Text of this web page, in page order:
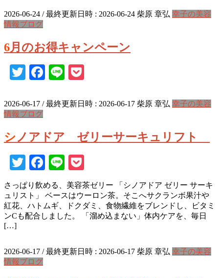
2026-06-24 / 最終更新日時 : 2026-06-24 柴原 章弘 幸子の美容
情報ブログ
6月のお得キャンペーン
TwitterFacebook
Line
2026-06-17 / 最終更新日時 : 2026-06-17 柴原 章弘 幸子の美容
情報ブログ
シノアドア ゼリーサーキュリフト
TwitterFacebook
Line
さっぱり飲める、美容茶ゼリー 「シノアドア ゼリー サーキ
ュリスト」 ベースはウーロン茶。そこへサクランボ果汁や
紅花、ハトムギ、ドクダミ、食物繊維をブレンドし、ビタミ
ンCも配合しました。 「溜め込まない」体内ケアを、毎日
[…]
2026-06-17 / 最終更新日時 : 2026-06-17 柴原 章弘 幸子の美容
情報ブログ